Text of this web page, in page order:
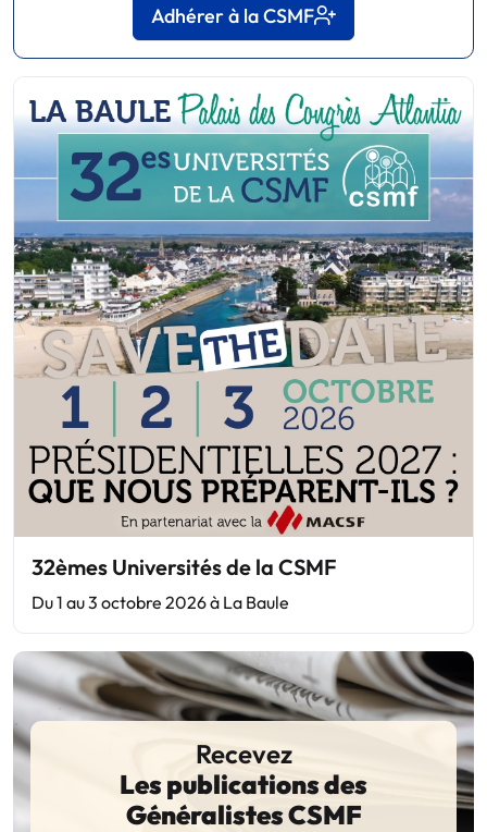
Adhérer à la CSMF
32èmes Universités de la CSMF
Du 1 au 3 octobre 2026 à La Baule
Recevez
Les publications des
Généralistes CSMF